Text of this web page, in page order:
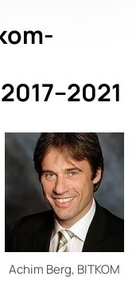
Achim Berg, BITKOM